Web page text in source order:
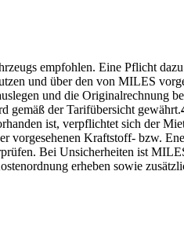
empfohlen. Eine Pflicht
und über den von MILES
und die Originalrechnung
gemäß der Tarifübersicht gewährt.
ist, verpflichtet sich der
vorgesehenen Kraftstoff- bzw.
Bei Unsicherheiten ist
erheben sowie